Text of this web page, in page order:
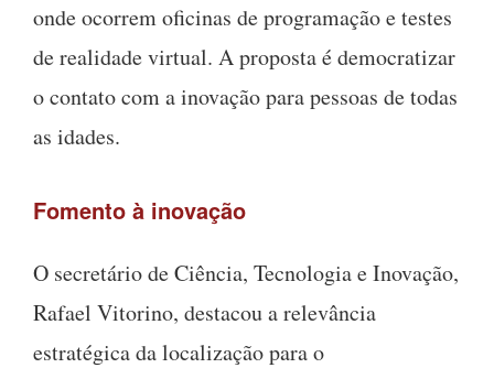
onde ocorrem oficinas de programação e testes
de realidade virtual. A proposta é democratizar
o contato com a inovação para pessoas de todas
as idades.
Fomento à inovação
O secretário de Ciência, Tecnologia e Inovação,
Rafael Vitorino, destacou a relevância
estratégica da localização para o